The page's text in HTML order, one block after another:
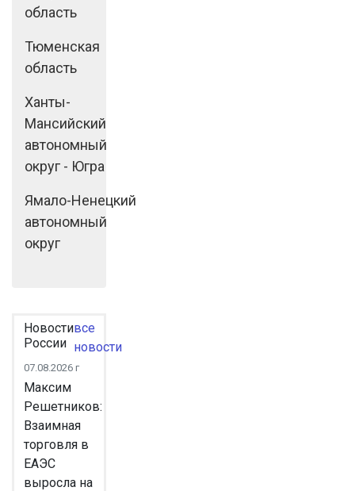
область
Тюменская
область
Ханты-
Мансийский
автономный
округ - Югра
Ямало-Ненецкий
автономный
округ
Новости
России
все
новости
07.08.2026 г
Максим
Решетников:
Взаимная
торговля в
ЕАЭС
выросла на